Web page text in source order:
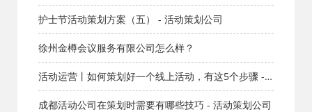
都文化
护士节活动策划方案（五） - 活动策划公司
徐州金樽会议服务有限公司怎么样？
活动运营丨如何策划好一个线上活动，有这5个步骤 -
活动策划 - 红星成都活动公司
成都活动公司在策划时需要有哪些技巧 - 活动策划公司